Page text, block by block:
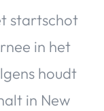
startschot
in het
houdt
in New